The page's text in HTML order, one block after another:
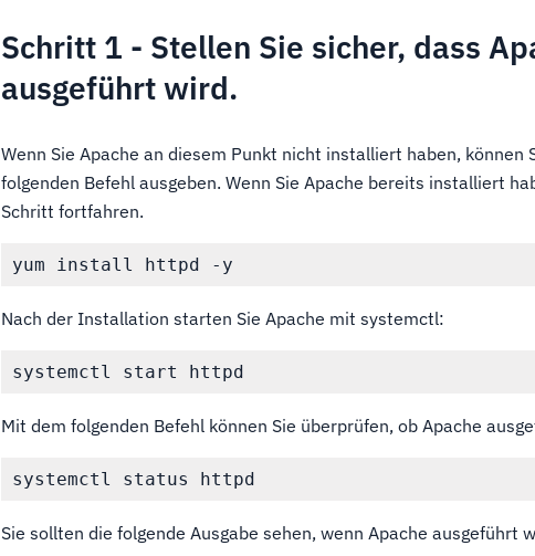
Schritt 1 - Stellen Sie sicher, dass
ausgeführt wird.
Wenn Sie Apache an diesem Punkt nicht installiert haben, können
folgenden Befehl ausgeben. Wenn Sie Apache bereits installiert
Schritt fortfahren.
Nach der Installation starten Sie Apache mit systemctl:
Mit dem folgenden Befehl können Sie überprüfen, ob Apache
Sie sollten die folgende Ausgabe sehen, wenn Apache ausgeführt